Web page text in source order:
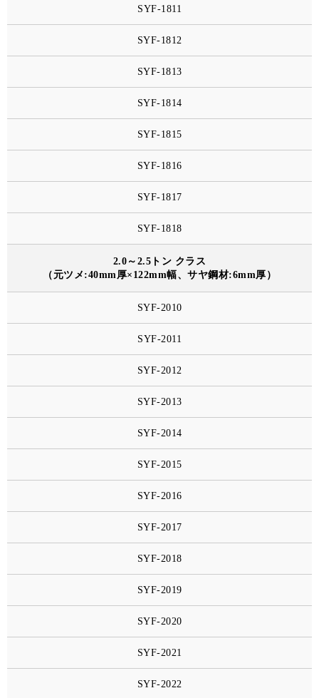
SYF-1811
SYF-1812
SYF-1813
SYF-1814
SYF-1815
SYF-1816
SYF-1817
SYF-1818
2.0～2.5トン クラス
（元ツメ:40mm厚×122mm幅、サヤ鋼材:6mm厚）
SYF-2010
SYF-2011
SYF-2012
SYF-2013
SYF-2014
SYF-2015
SYF-2016
SYF-2017
SYF-2018
SYF-2019
SYF-2020
SYF-2021
SYF-2022